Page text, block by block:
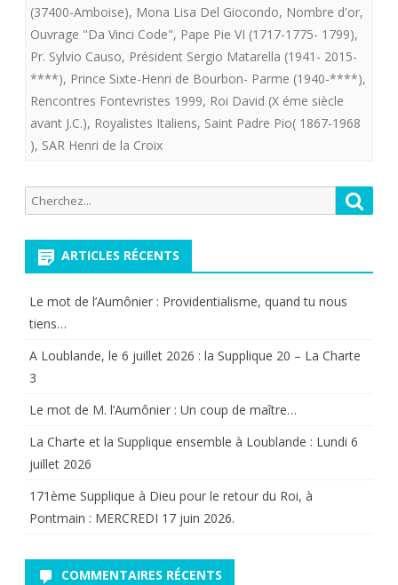
(37400-Amboise), Mona Lisa Del Giocondo, Nombre d'or,
Ouvrage "Da Vinci Code", Pape Pie VI (1717-1775- 1799),
Pr. Sylvio Causo, Président Sergio Matarella (1941- 2015-
****), Prince Sixte-Henri de Bourbon- Parme (1940-****),
Rencontres Fontevristes 1999, Roi David (X éme siècle
avant J.C.), Royalistes Italiens, Saint Padre Pio( 1867-1968
), SAR Henri de la Croix
Recherche
pour:
ARTICLES RÉCENTS
Le mot de l’Aumônier : Providentialisme, quand tu nous
tiens…
A Loublande, le 6 juillet 2026 : la Supplique 20 – La Charte
3
Le mot de M. l’Aumônier : Un coup de maître…
La Charte et la Supplique ensemble à Loublande : Lundi 6
juillet 2026
171ème Supplique à Dieu pour le retour du Roi, à
Pontmain : MERCREDI 17 juin 2026.
COMMENTAIRES RÉCENTS